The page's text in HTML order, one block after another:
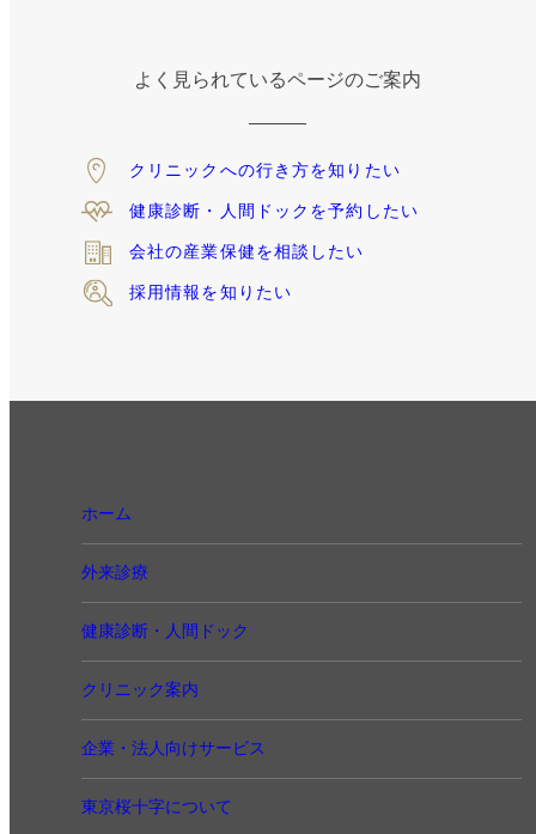
よく見られているページのご案内
クリニックへの行き方を知りたい
健康診断・人間ドックを予約したい
会社の産業保健を相談したい
採用情報を知りたい
ホーム
外来診療
健康診断・人間ドック
クリニック案内
企業・法人向けサービス
東京桜十字について